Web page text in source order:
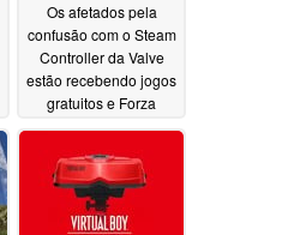
Os afetados pela
confusão com o Steam
Controller da Valve
estão recebendo jogos
gratuitos e Forza
escolha popular
05/17/2026